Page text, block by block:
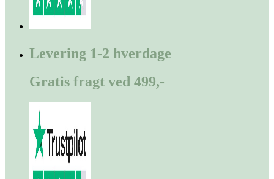
Levering 1-2 hverdage
Gratis fragt ved 499,-